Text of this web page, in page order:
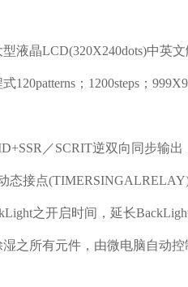
液晶LCD(320X240dots)中英文
120patterns；1200steps；
／SCRIT逆双向同步输
态接点(TIMERSINGALRELAY)
之开启时间，延长
之所有元件，由微电脑自动控